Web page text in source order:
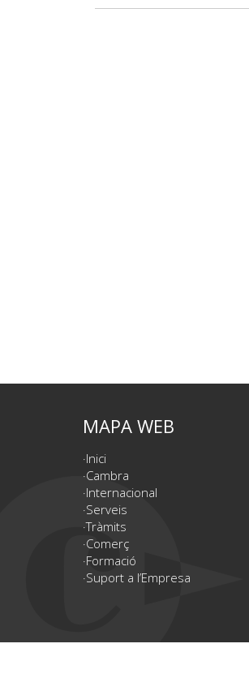
MAPA WEB
Inici
Cambra
Internacional
Serveis
Tràmits
Comerç
Formació
Suport a l’Empresa